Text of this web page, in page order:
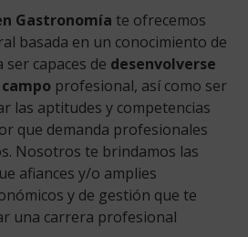
Gastronomía te ofrecemos
basada en un conocimiento de
capaces de desenvolverse
profesional, así como ser
las aptitudes y competencias
que demanda profesionales
Nosotros te brindamos las
afiances y/o amplies
y de gestión que te
una carrera profesional